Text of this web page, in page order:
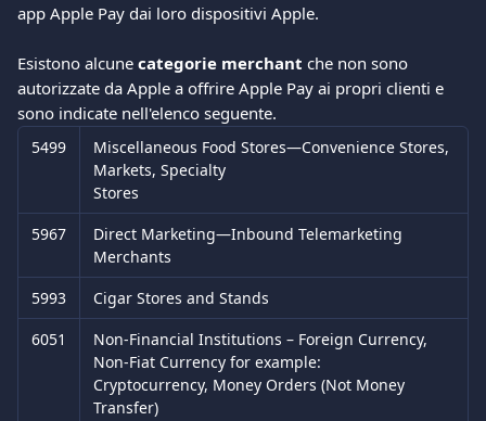
app Apple Pay dai loro dispositivi Apple.
Esistono alcune categorie merchant che non sono
autorizzate da Apple a offrire Apple Pay ai propri clienti e
sono indicate nell'elenco seguente.
5499
Miscellaneous Food Stores—Convenience Stores,
Markets, Specialty
Stores
5967
Direct Marketing—Inbound Telemarketing
Merchants
5993
Cigar Stores and Stands
6051
Non-Financial Institutions – Foreign Currency,
Non-Fiat Currency for example:
Cryptocurrency, Money Orders (Not Money
Transfer)